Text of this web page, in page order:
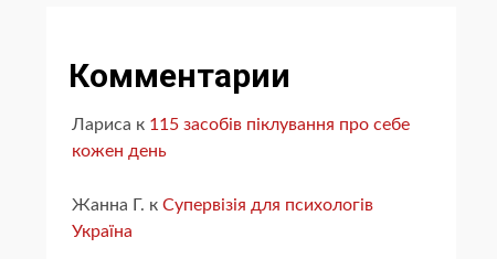
Комментарии
Лариса к 115 засобів піклування про себе
кожен день
Жанна Г. к Супервізія для психологів
Україна